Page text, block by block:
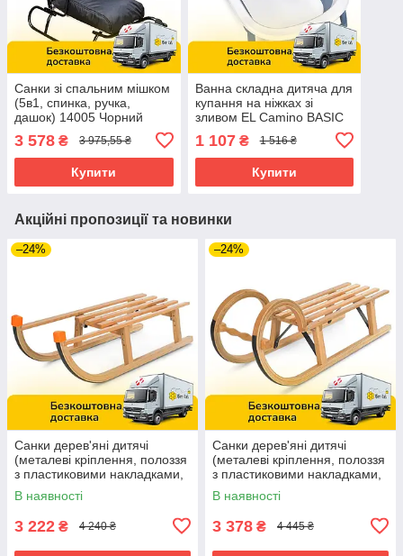
Санки зі спальним мішком
(5в1, спинка, ручка,
дашок) 14005 Чорний
3 578 ₴ 3 975,55 ₴
Купити
Ванна складна дитяча для
купання на ніжках зі
зливом EL Camino BASIC
(довжина 78см) ME 1152
Blue Синя
1 107₴ 1 516 ₴
Купити
Акційні пропозиції та новинки
–24%
Санки дерев'яні дитячі
(металеві кріплення, полоззя
з пластиковими накладками,
складаються, 92х38х27см)
JSXQ-21G
В наявності
3 222 ₴ 4 240 ₴
–24%
Санки дерев'яні дитячі
(металеві кріплення, полоззя
з пластиковими накладками,
101,5х36,5х39см) JSXQ-21F
В наявності
3 378 ₴ 4 445 ₴